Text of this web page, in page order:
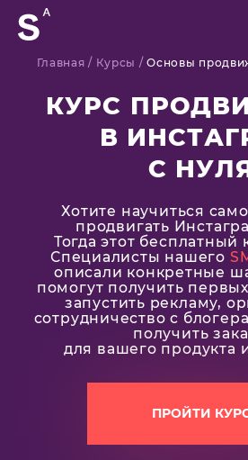
Главная / Курсы / Основы
КУРС
В
С
Хотите научиться
продвигать
Тогда этот бесплатный
Специалисты нашего
описали конкретные
помогут получить
запустить рекламу,
сотрудничество с
получить
для вашего продукта
ПРОЙТИ